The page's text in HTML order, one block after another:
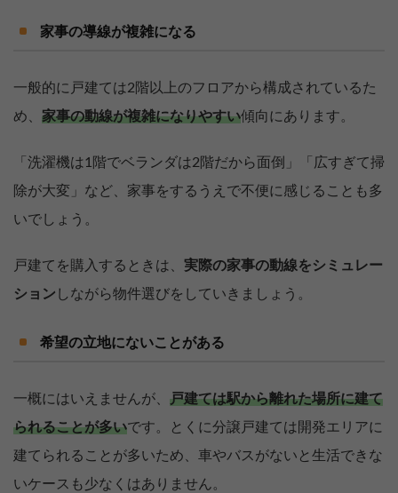
家事の導線が複雑になる
一般的に戸建ては2階以上のフロアから構成されているた
め、 家事の動線が複雑になりやすい傾向にあります。
「洗濯機は1階でベランダは2階だから面倒」「広すぎて掃
除が大変」など、家事をするうえで不便に感じることも多
いでしょう。
戸建てを購入するときは、 実際の家事の動線をシミュレー
ション しながら物件選びをしていきましょう。
希望の立地にないことがある
一概にはいえませんが、 戸建ては駅から離れた場所に建て
られることが多いです。とくに分譲戸建ては開発エリアに
建てられることが多いため、車やバスがないと生活できな
いケースも少なくはありません。